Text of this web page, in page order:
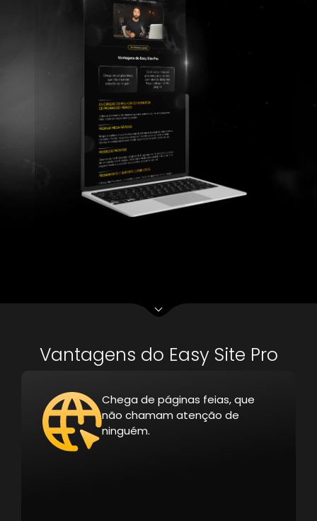
Vantagens do Easy Site Pro
Chega de páginas feias, que
não chamam atenção de
ninguém.